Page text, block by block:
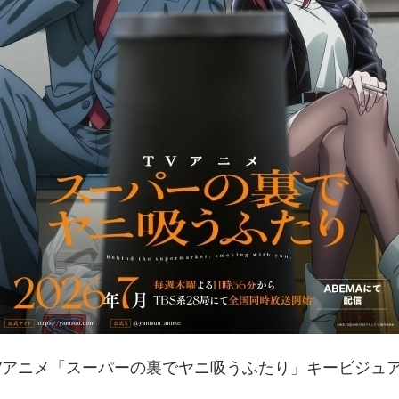
ニメ「スーパーの裏でヤニ吸うふたり」キービジュ